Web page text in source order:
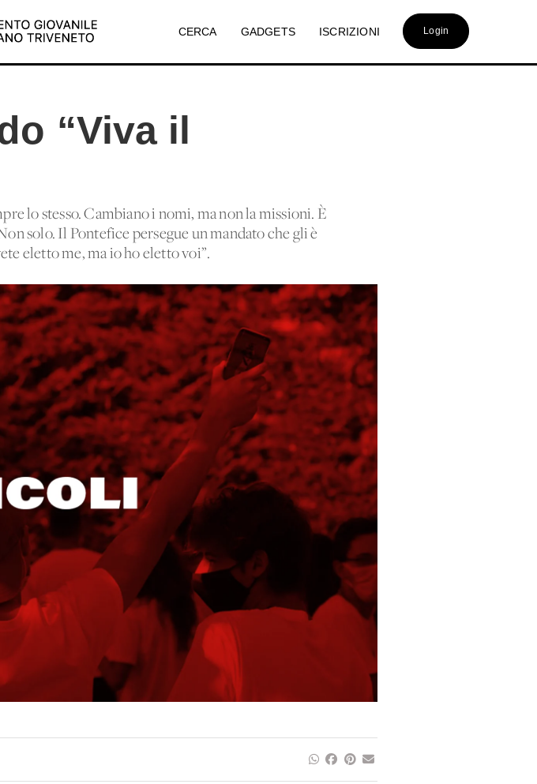
CERCA GADGETS ISCRIZIONI Login
“Viva il
lo stesso. Cambiano i nomi, ma non la missioni. È
solo. Il Pontefice persegue un mandato che gli è
eletto me, ma io ho eletto voi”.